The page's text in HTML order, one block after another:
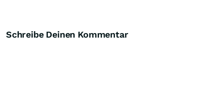
Schreibe Deinen Kommentar